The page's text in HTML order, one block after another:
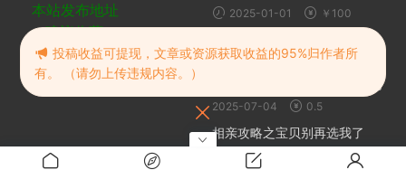
本站发布地址
建议收藏
2025-01-01 ￥100
随机推荐
地下城军团-献予魔王的少女们
2025-07-04 0.5
相亲攻略之宝贝别再选我了
2024-10-20
投稿收益可提现，文章或资源获取收益的95%归作者所
有。 （请勿上传违规内容。）